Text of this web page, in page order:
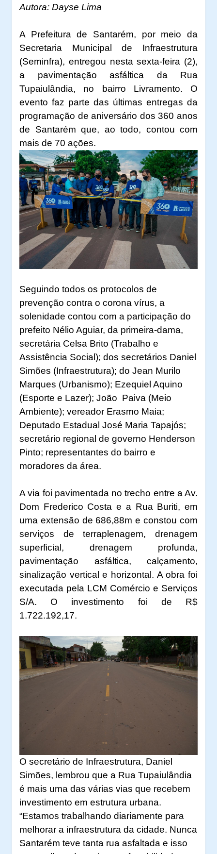
Autora: Dayse Lima
A Prefeitura de Santarém, por meio da
Secretaria Municipal de Infraestrutura
(Seminfra), entregou nesta sexta-feira (2),
a pavimentação asfáltica da Rua
Tupaiulândia, no bairro Livramento. O
evento faz parte das últimas entregas da
programação de aniversário dos 360 anos
de Santarém que, ao todo, contou com
mais de 70 ações.
Seguindo todos os protocolos de
prevenção contra o corona vírus, a
solenidade contou com a participação do
prefeito Nélio Aguiar, da primeira-dama,
secretária Celsa Brito (Trabalho e
Assistência Social); dos secretários Daniel
Simões (Infraestrutura); do Jean Murilo
Marques (Urbanismo); Ezequiel Aquino
(Esporte e Lazer); João Paiva (Meio
Ambiente); vereador Erasmo Maia;
Deputado Estadual José Maria Tapajós;
secretário regional de governo Henderson
Pinto; representantes do bairro e
moradores da área.
A via foi pavimentada no trecho entre a Av.
Dom Frederico Costa e a Rua Buriti, em
uma extensão de 686,88m e constou com
serviços de terraplenagem, drenagem
superficial, drenagem profunda,
pavimentação asfáltica, calçamento,
sinalização vertical e horizontal. A obra foi
executada pela LCM Comércio e Serviços
S/A. O investimento foi de R$
1.722.192,17.
O secretário de Infraestrutura, Daniel
Simões, lembrou que a Rua Tupaiulândia
é mais uma das várias vias que recebem
investimento em estrutura urbana.
“Estamos trabalhando diariamente para
melhorar a infraestrutura da cidade. Nunca
Santarém teve tanta rua asfaltada e isso